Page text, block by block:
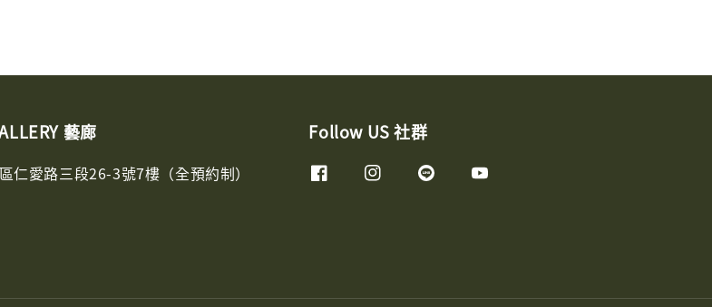
藝廊
仁愛路三段26-3號7樓（全預約制）
Follow US 社群